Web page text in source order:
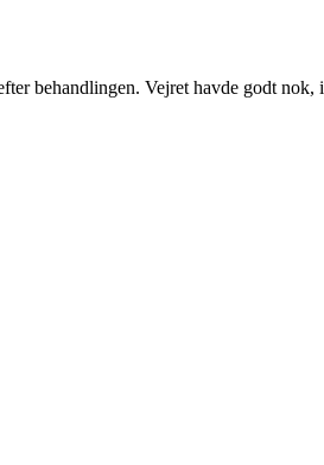
behandlingen. Vejret havde godt